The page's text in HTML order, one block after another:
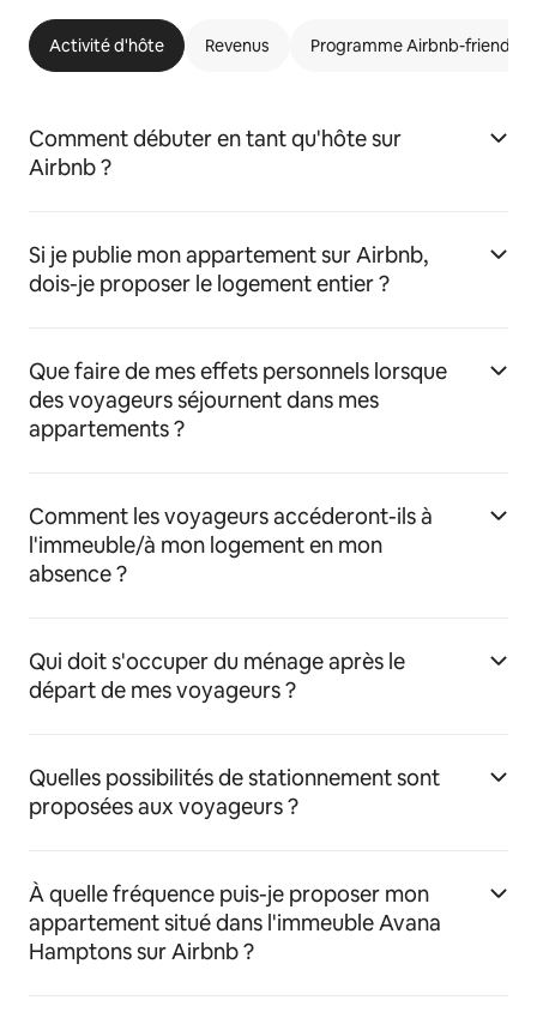
Activité d'hôte Revenus Programme Airbnb-friendly
Comment débuter en tant qu'hôte sur
Airbnb ?
Si je publie mon appartement sur Airbnb,
dois-je proposer le logement entier ?
Que faire de mes effets personnels lorsque
des voyageurs séjournent dans mes
appartements ?
Comment les voyageurs accéderont-ils à
l'immeuble/à mon logement en mon
absence ?
Qui doit s'occuper du ménage après le
départ de mes voyageurs ?
Quelles possibilités de stationnement sont
proposées aux voyageurs ?
À quelle fréquence puis-je proposer mon
appartement situé dans l'immeuble Avana
Hamptons sur Airbnb ?